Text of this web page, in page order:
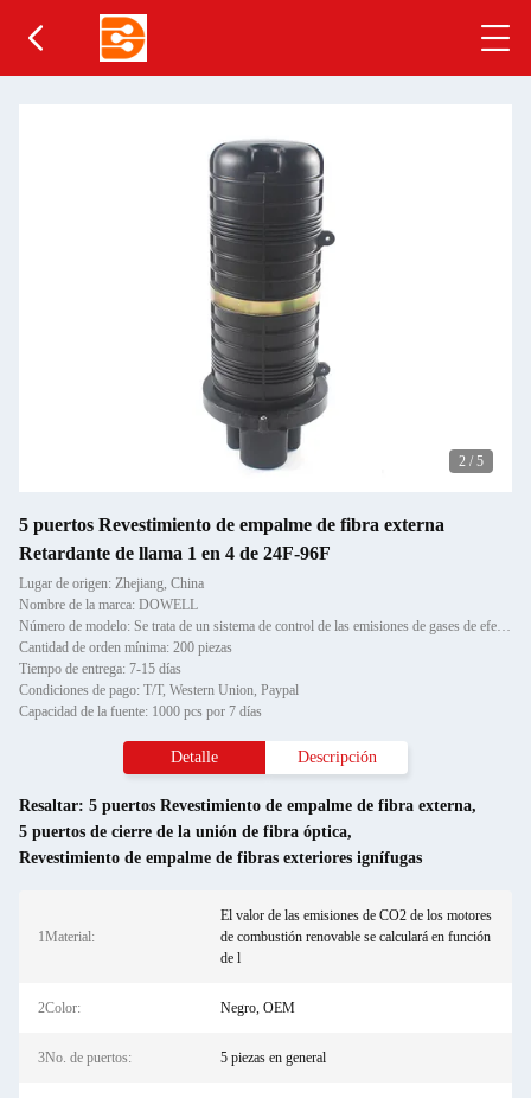
2 / 5
5 puertos Revestimiento de empalme de fibra externa
Retardante de llama 1 en 4 de 24F-96F
Lugar de origen: Zhejiang, China
Nombre de la marca: DOWELL
Número de modelo: Se trata de un sistema de control de las emisiones de gases de efecto invernadero
Cantidad de orden mínima: 200 piezas
Tiempo de entrega: 7-15 días
Condiciones de pago: T/T, Western Union, Paypal
Capacidad de la fuente: 1000 pcs por 7 días
Detalle Descripción
Resaltar: 5 puertos Revestimiento de empalme de fibra externa,
5 puertos de cierre de la unión de fibra óptica,
Revestimiento de empalme de fibras exteriores ignífugas
1Material:
El valor de las emisiones de CO2 de los motores
de combustión renovable se calculará en función
de l
2Color: Negro, OEM
3No. de puertos: 5 piezas en general